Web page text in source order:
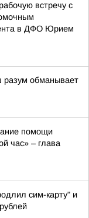
встречу с
в ДФО Юрием
разум обманывает
помощи
час» – глава
сим-карту" и